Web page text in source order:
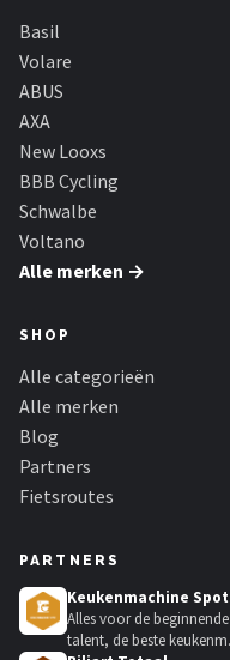
Basil
Volare
ABUS
AXA
New Looxs
BBB Cycling
Schwalbe
Voltano
Alle merken →
SHOP
Alle categorieën
Alle merken
Blog
Partners
Fietsroutes
PARTNERS
Keukenmachine Spot
Alles voor de
talent, de beste